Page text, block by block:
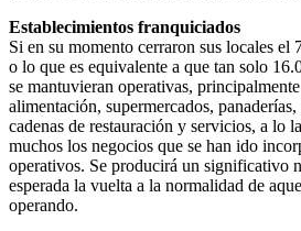
Establecimientos franquiciados
Si en su momento cerraron sus locales el
o lo que es equivalente a que tan solo
se mantuvieran operativas,
alimentación, supermercados,
cadenas de restauración y servicios, a lo
muchos los negocios que se han ido
operativos. Se producirá un significativo
esperada la vuelta a la normalidad de
operando.